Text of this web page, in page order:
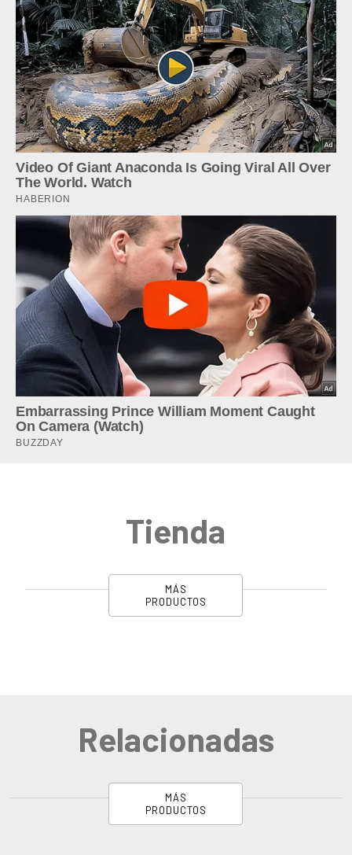
Tienda
MÁS
PRODUCTOS
Relacionadas
MÁS
PRODUCTOS